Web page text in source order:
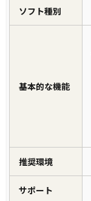
ソフト種別
基本的な機能
推奨環境
サポート